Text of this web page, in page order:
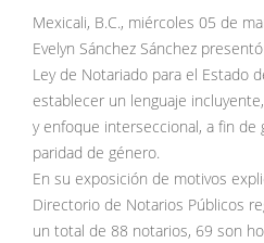
Mexicali, B.C., miércoles 05 de
Evelyn Sánchez Sánchez
Ley de Notariado para el Estado
establecer un lenguaje
y enfoque interseccional, a fin de
paridad de género.
En su exposición de motivos
Directorio de Notarios Públicos
un total de 88 notarios, 69 son